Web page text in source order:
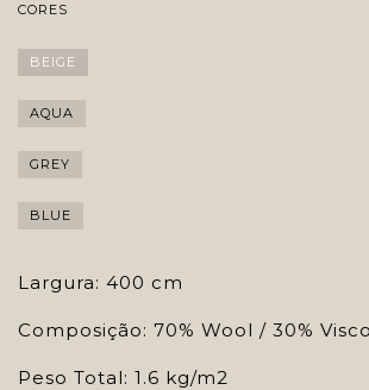
CORES
BEIGE
AQUA
GREY
BLUE
Largura: 400 cm
Composição: 70% Wool / 30%
Peso Total: 1.6 kg/m2